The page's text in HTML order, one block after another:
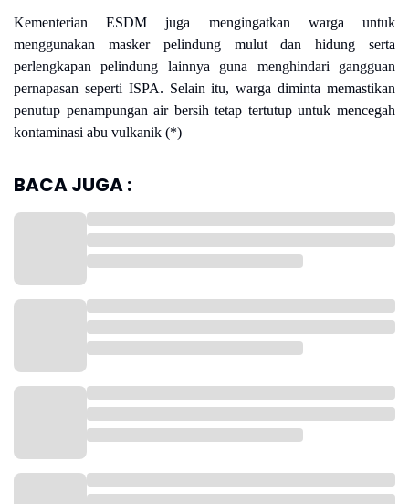
Kementerian ESDM juga mengingatkan warga untuk
menggunakan masker pelindung mulut dan hidung serta
perlengkapan pelindung lainnya guna menghindari gangguan
pernapasan seperti ISPA. Selain itu, warga diminta memastikan
penutup penampungan air bersih tetap tertutup untuk mencegah
kontaminasi abu vulkanik (*)
BACA JUGA :